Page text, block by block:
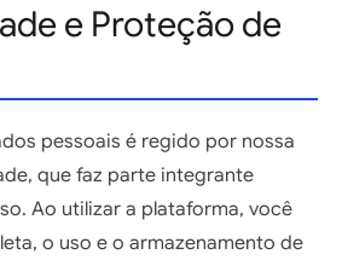
e Proteção de
pessoais é regido por nossa
que faz parte integrante
Ao utilizar a plataforma, você
o uso e o armazenamento de